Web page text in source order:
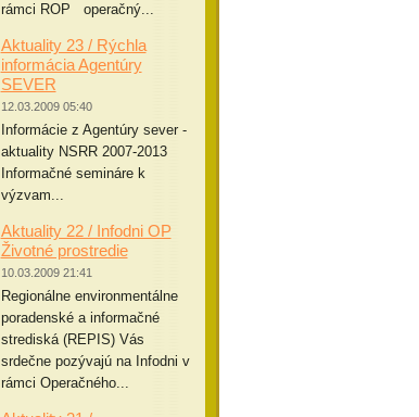
rámci ROP operačný...
Aktuality 23 / Rýchla
informácia Agentúry
SEVER
12.03.2009 05:40
Informácie z Agentúry sever -
aktuality NSRR 2007-2013
Informačné semináre k
výzvam...
Aktuality 22 / Infodni OP
Životné prostredie
10.03.2009 21:41
Regionálne environmentálne
poradenské a informačné
strediská (REPIS) Vás
srdečne pozývajú na Infodni v
rámci Operačného...